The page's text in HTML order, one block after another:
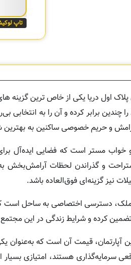
تاپ
چندین برابر کرده و آن را به
و حریم خصوصی ساکنین به
خواب مستر است که فضایی ایده‌آل
و گذراندن لحظات آرامش‌بخش به
نیز گزینه‌ای فوق‌العاده باشد.
دسترسی اختصاصی به ساحل است که
کرده و شرایط زندگی در این
آپارتمان، قیمت آن است که به‌عنوان
سرمایه‌گذاری هستند، امتیازی